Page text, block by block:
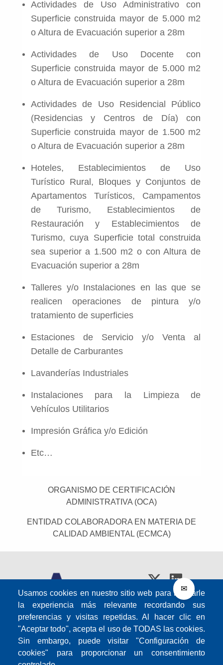
Actividades de Uso Administrativo con
Superficie construida mayor de 5.000 m2
o Altura de Evacuación superior a 28m
Actividades de Uso Docente con
Superficie construida mayor de 5.000 m2
o Altura de Evacuación superior a 28m
Actividades de Uso Residencial Público
(Residencias y Centros de Día) con
Superficie construida mayor de 1.500 m2
o Altura de Evacuación superior a 28m
Hoteles, Establecimientos de Uso
Turístico Rural, Bloques y Conjuntos de
Apartamentos Turísticos, Campamentos
de Turismo, Establecimientos de
Restauración y Establecimientos de
Turismo, cuya Superficie total construida
sea superior a 1.500 m2 o con Altura de
Evacuación superior a 28m
Talleres y/o Instalaciones en las que se
realicen operaciones de pintura y/o
tratamiento de superficies
Estaciones de Servicio y/o Venta al
Detalle de Carburantes
Lavanderías Industriales
Instalaciones para la Limpieza de
Vehículos Utilitarios
Impresión Gráfica y/o Edición
Etc…
ORGANISMO DE CERTIFICACIÓN
ADMINISTRATIVA (OCA)
ENTIDAD COLABORADORA EN MATERIA DE
CALIDAD AMBIENTAL (ECMCA)
✉
Pie
de
página
Portal de reclamación
Canal de quejas y apelaciones
Usamos cookies en nuestro sitio web para brindarle
la experiencia más relevante recordando sus
preferencias y visitas repetidas. Al hacer clic en
"Aceptar todo", acepta el uso de TODAS las cookies.
Sin embargo, puede visitar "Configuración de
cookies" para proporcionar un consentimiento